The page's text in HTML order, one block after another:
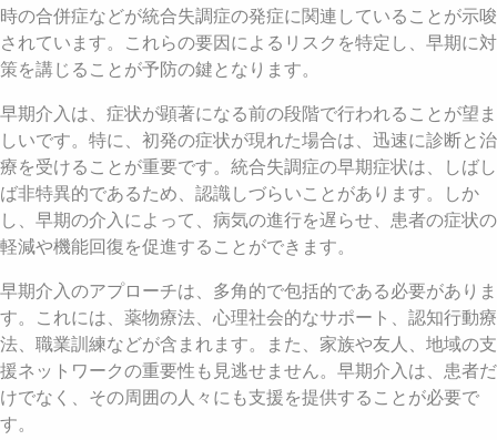
時の合併症などが統合失調症の発症に関連していることが示唆
されています。これらの要因によるリスクを特定し、早期に対
策を講じることが予防の鍵となります。
早期介入は、症状が顕著になる前の段階で行われることが望ま
しいです。特に、初発の症状が現れた場合は、迅速に診断と治
療を受けることが重要です。統合失調症の早期症状は、しばし
ば非特異的であるため、認識しづらいことがあります。しか
し、早期の介入によって、病気の進行を遅らせ、患者の症状の
軽減や機能回復を促進することができます。
早期介入のアプローチは、多角的で包括的である必要がありま
す。これには、薬物療法、心理社会的なサポート、認知行動療
法、職業訓練などが含まれます。また、家族や友人、地域の支
援ネットワークの重要性も見逃せません。早期介入は、患者だ
けでなく、その周囲の人々にも支援を提供することが必要で
す。